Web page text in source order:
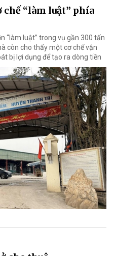
chế “làm luật” phía
“làm luật” trong vụ gần 300 tấn
còn cho thấy một cơ chế vận
bị lợi dụng để tạo ra dòng tiền